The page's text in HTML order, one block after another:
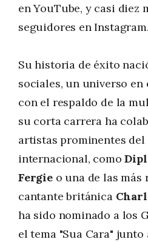
en YouTube, y casi diez
seguidores en Instagram.
Su historia de éxito
sociales, un universo en
con el respaldo de la
su corta carrera ha
artistas prominentes
internacional, como
Fergieo una de las más
cantante británica
ha sido nominado a los
el tema "Sua Cara"